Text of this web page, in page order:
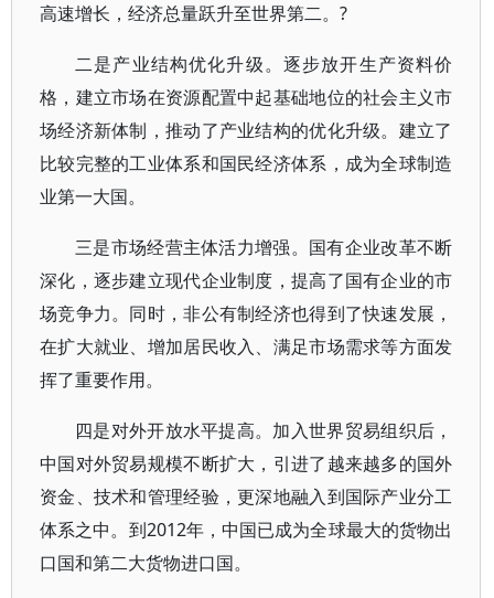
高速增长，经济总量跃升至世界第二。?
二是产业结构优化升级。逐步放开生产资料价
格，建立市场在资源配置中起基础地位的社会主义市
场经济新体制，推动了产业结构的优化升级。建立了
比较完整的工业体系和国民经济体系，成为全球制造
业第一大国。
三是市场经营主体活力增强。国有企业改革不断
深化，逐步建立现代企业制度，提高了国有企业的市
场竞争力。同时，非公有制经济也得到了快速发展，
在扩大就业、增加居民收入、满足市场需求等方面发
挥了重要作用。
四是对外开放水平提高。加入世界贸易组织后，
中国对外贸易规模不断扩大，引进了越来越多的国外
资金、技术和管理经验，更深地融入到国际产业分工
体系之中。到2012年，中国已成为全球最大的货物出
口国和第二大货物进口国。